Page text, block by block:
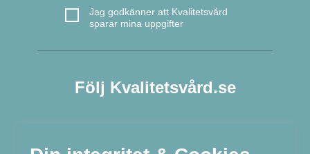
Jag godkänner att Kvalitetsvård
sparar mina uppgifter
Följ Kvalitetsvård.se